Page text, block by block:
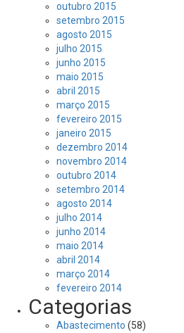
outubro 2015
setembro 2015
agosto 2015
julho 2015
junho 2015
maio 2015
abril 2015
março 2015
fevereiro 2015
janeiro 2015
dezembro 2014
novembro 2014
outubro 2014
setembro 2014
agosto 2014
julho 2014
junho 2014
maio 2014
abril 2014
março 2014
fevereiro 2014
Categorias
Abastecimento (58)